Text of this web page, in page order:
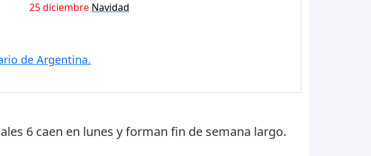
25 diciembre Navidad
de Argentina.
6 caen en lunes y forman fin de semana largo.